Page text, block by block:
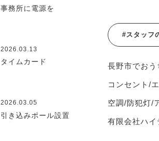
#スタッフ
長野市でお
コンセント/
空調/防犯灯/
有限会社ハ
事務所に電源を
2026.03.13
タイムカード
2026.03.05
引き込みポール設置